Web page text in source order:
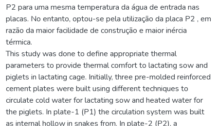
P2 para uma mesma temperatura da água de entrada nas
placas. No entanto, optou-se pela utilização da placa P2 , em
razão da maior facilidade de construção e maior inércia
térmica.
This study was done to define appropriate thermal
parameters to provide thermal comfort to lactating sow and
piglets in lactating cage. Initially, three pre-molded reinforced
cement plates were built using different techniques to
circulate cold water for lactating sow and heated water for
the piglets. In plate-1 (P1) the circulation system was built
as internal hollow in snakes from. In plate-2 (P2), a